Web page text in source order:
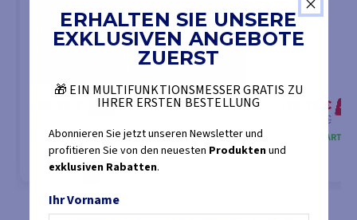
Blitzangebote
693,95 €
609,36 €
mit dem Code
FLASH26
-12%
-12%
NICHT VORRÄTIG
MODELLE ANSEHEN
von
138,73 €
154,70 €
-
LETZTE
ERHALTEN SIE UNSERE
EXKLUSIVEN ANGEBOTE
ZUERST
🎁 EIN MULTIFUNKTIONSMESSER GRATIS ZU
IHRER ERSTEN BESTELLUNG
Abonnieren Sie jetzt unseren Newsletter und
profitieren Sie von den neuesten Produktenund
exklusiven Rabatten.
Ihr Vorname